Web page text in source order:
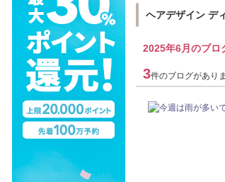
ヘアデザイン デ
2025年6月のブロ
3件のブログがあり